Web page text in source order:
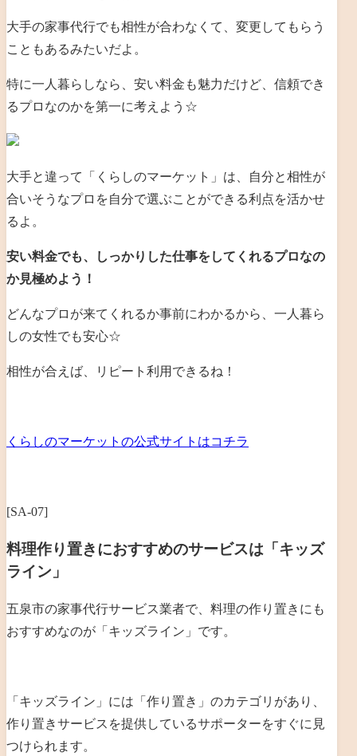
大手の家事代行でも相性が合わなくて、変更してもらう
こともあるみたいだよ。
特に一人暮らしなら、安い料金も魅力だけど、信頼でき
るプロなのかを第一に考えよう☆
大手と違って「くらしのマーケット」は、自分と相性が
合いそうなプロを自分で選ぶことができる利点を活かせ
るよ。
安い料金でも、しっかりした仕事をしてくれるプロなの
か見極めよう！
どんなプロが来てくれるか事前にわかるから、一人暮ら
しの女性でも安心☆
相性が合えば、リピート利用できるね！
くらしのマーケットの公式サイトはコチラ
[SA-07]
料理作り置きにおすすめのサービスは「キッズ
ライン」
五泉市の家事代行サービス業者で、料理の作り置きにも
おすすめなのが「キッズライン」です。
「キッズライン」には「作り置き」のカテゴリがあり、
作り置きサービスを提供しているサポーターをすぐに見
つけられます。